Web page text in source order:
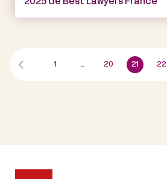
2025 de Best Lawyers France
1 … 20 21 22